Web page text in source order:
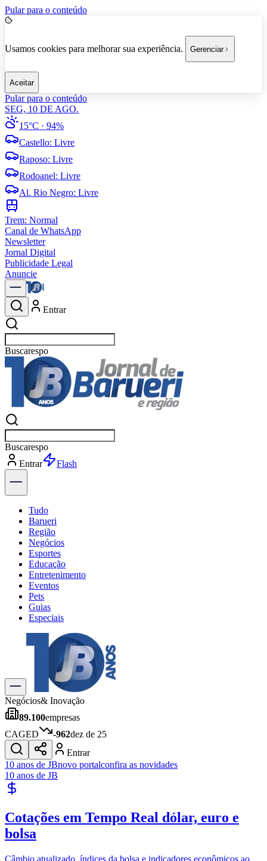
Pular para o conteúdo
Usamos cookies para melhorar sua experiência. Gerenciar
Aceitar
Pular para o conteúdo
SEG, 10 DE AGO.
15°C · 94%
Castello: Livre
Raposo: Livre
Rodoanel: Livre
Al. Rio Negro: Livre
Trem: Normal
Canal de WhatsApp
Newsletter
Jornal Digital
Publicidade Legal
Anuncie
Entrar
Buscarpolíti
Buscarpolíti
Entrar
Explorar
Tudo
Barueri
Região
Negócios
Esportes
Educação
Entretenimento
Eventos
Pets
Guias
Especiais
Explore Tudo
Últimas Notícias
Previsão do Tempo
Trânsito e Rotas
Dia a Dia & Lazer
Gastronomia
Cinema & Shows
JogosNovo
Para Sua Empresa
Publicidade Legal
Política
Esportes
Negócios& Inovação
89.100empresas
CAGED
-962dez de 25
Entrar
10 anos de JBnovo portalconfira as novidades
10 anos de JB
Cotações em Tempo Real dólar, euro e
bolsa
Câmbio atualizado, índices da bolsa e indicadores econômicos ao